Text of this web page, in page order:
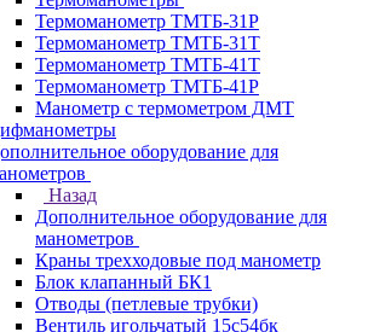
Термоманометр ТМТБ-31Р
Термоманометр ТМТБ-31Т
Термоманометр ТМТБ-41Т
Термоманометр ТМТБ-41Р
Манометр с термометром ДМТ
оборудование для
Назад
Дополнительное оборудование для
манометров
Краны трехходовые под манометр
Блок клапанный БК1
Отводы (петлевые трубки)
Вентиль игольчатый 15с54бк